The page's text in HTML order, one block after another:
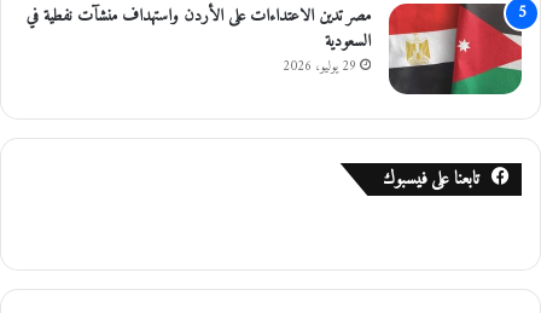
مصر تدين الاعتداءات على الأردن واستهداف منشآت نفطية في
السعودية
29 يوليو، 2026
تابعنا على فيسبوك